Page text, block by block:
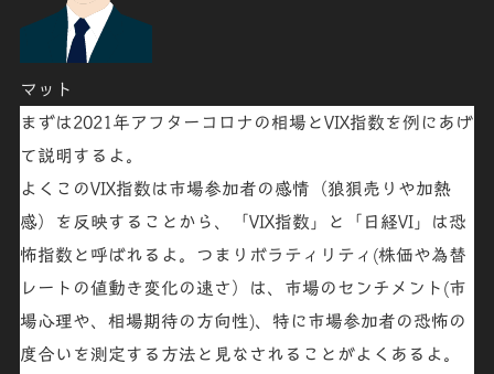
マット
まずは2021年アフターコロナの相場とVIX指数を例にあげ
て説明するよ。
よくこのVIX指数は市場参加者の感情（狼狽売りや加熱
感）を 反映することから、「VIX指数」と「日経VI」は恐
怖指数 と呼ばれるよ。つまり ボラティリティ (株価や為替
レート の値動き変化の速さ ）は、市場のセンチメント(市
場心理や、相場期待の方向性)、 特に市場参加者の恐怖の
度合いを測定する方法と見なされることがよくあるよ。